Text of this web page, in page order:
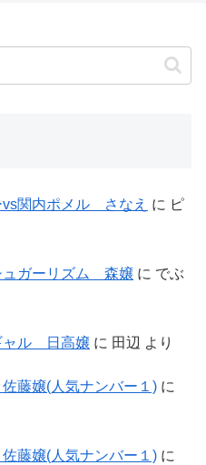
関内ポメル さなえ に ピ
ュガーリズム 森嬢 に でぶ
ャル 日高嬢 に 田辺 より
藤嬢(人気ナンバー１) に
藤嬢(人気ナンバー１) に